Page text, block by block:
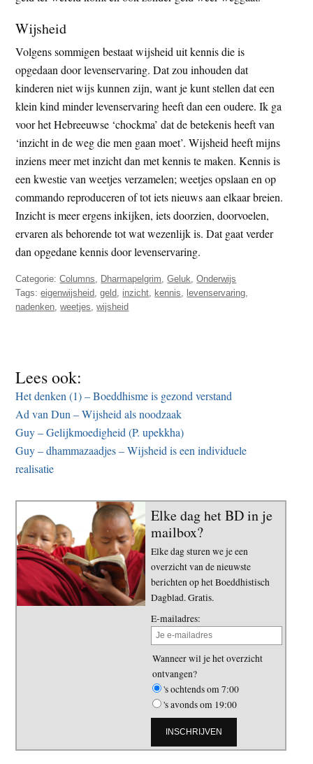
Wijsheid
Volgens sommigen bestaat wijsheid uit kennis die is
opgedaan door levenservaring. Dat zou inhouden dat
kinderen niet wijs kunnen zijn, want je kunt stellen dat een
klein kind minder levenservaring heeft dan een oudere. Ik ga
voor het Hebreeuwse ‘chockma’ dat de betekenis heeft van
‘inzicht in de weg die men gaan moet’. Wijsheid heeft mijns
inziens meer met inzicht dan met kennis te maken. Kennis is
een kwestie van weetjes verzamelen; weetjes opslaan en op
commando reproduceren of tot iets nieuws aan elkaar breien.
Inzicht is meer ergens inkijken, iets doorzien, doorvoelen,
ervaren als behorende tot wat wezenlijk is. Dat gaat verder
dan opgedane kennis door levenservaring.
Categorie:Columns Dharmapelgrim ,Geluk ,Onderwijs
Tags:eigenwijsheid ,geld inzicht kennis levenservaring
nadenken ,weetjes ,wijsheid
Lees ook:
Het denken (1) – Boeddhisme is gezond verstand
Ad van Dun – Wijsheid als noodzaak
Guy – Gelijkmoedigheid (P. upekkha)
Guy – dhammazaadjes – Wijsheid is een individuele
realisatie
Elke dag het BD in je
mailbox?
Elke dag sturen we je een
overzicht van de nieuwste
berichten op het Boeddhistisch
Dagblad. Gratis.
E-mailadres:
Wanneer wil je het overzicht
ontvangen?
's ochtends om 7:00
's avonds om 19:00